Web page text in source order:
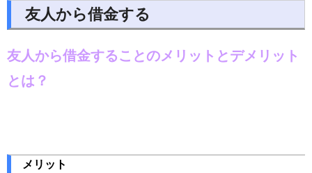
友人から借金する
友人から借金することのメリットとデメリット
とは？
メリット